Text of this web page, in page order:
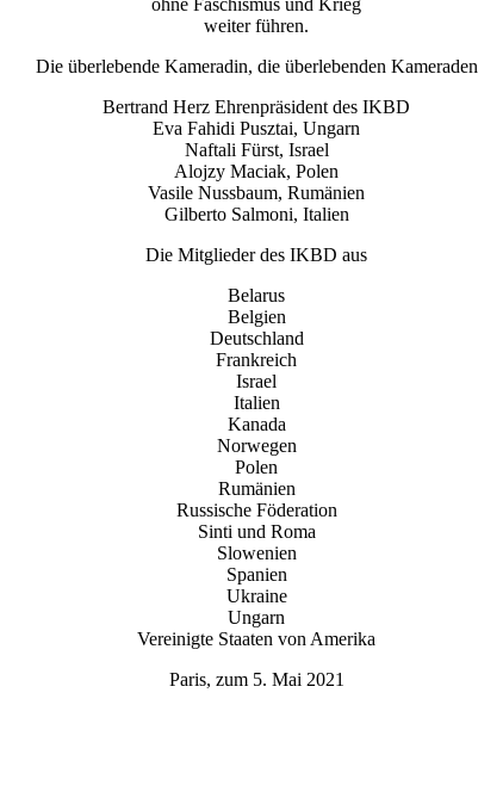
weiter führen.
Die überlebende Kameradin, die überlebenden Kameraden
Bertrand Herz Ehrenpräsident des IKBD
Eva Fahidi Pusztai, Ungarn
Naftali Fürst, Israel
Alojzy Maciak, Polen
Vasile Nussbaum, Rumänien
Gilberto Salmoni, Italien
Die Mitglieder des IKBD aus
Belarus
Belgien
Deutschland
Frankreich
Israel
Italien
Kanada
Norwegen
Polen
Rumänien
Russische Föderation
Sinti und Roma
Slowenien
Spanien
Ukraine
Ungarn
Vereinigte Staaten von Amerika
Paris, zum 5. Mai 2021